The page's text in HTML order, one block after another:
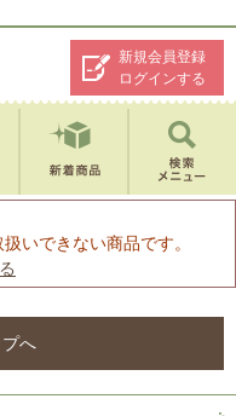
新規会員登録
ログインする
いできない商品です。
へ